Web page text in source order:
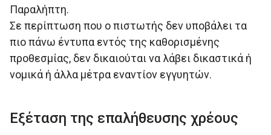
Παραλήπτη.
Σε περίπτωση που ο πιστωτής δεν υποβάλει τα
πιο πάνω έντυπα εντός της καθορισµένης
προθεσµίας, δεν δικαιούται να λάβει δικαστικά ή
νοµικά ή άλλα µέτρα εναντίον εγγυητών.
Εξέταση της επαλήθευσης χρέους